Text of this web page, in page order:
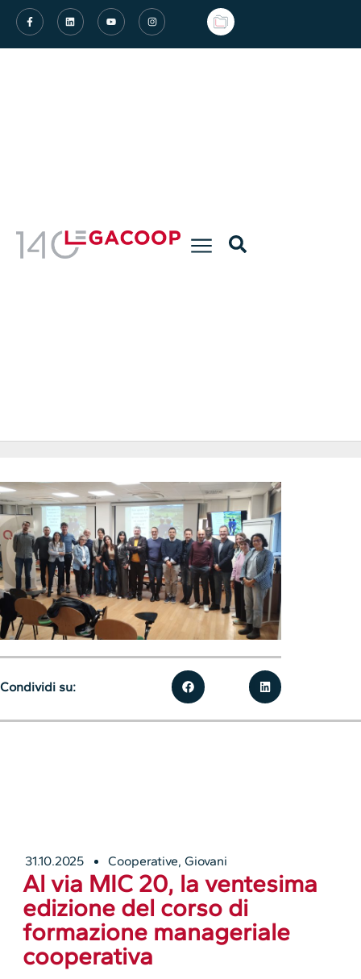
31.10.2025 Cooperative,Giovani
Al via MIC 20, la ventesima
edizione del corso di
formazione manageriale
cooperativa
Condividi su: